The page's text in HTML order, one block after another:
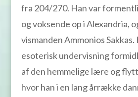
fra 204/270. Han var
og voksende op i Alexandria,
vismanden Ammonios
esoterisk undervisning
af den hemmelige lære og
hvor han i en lang årrække